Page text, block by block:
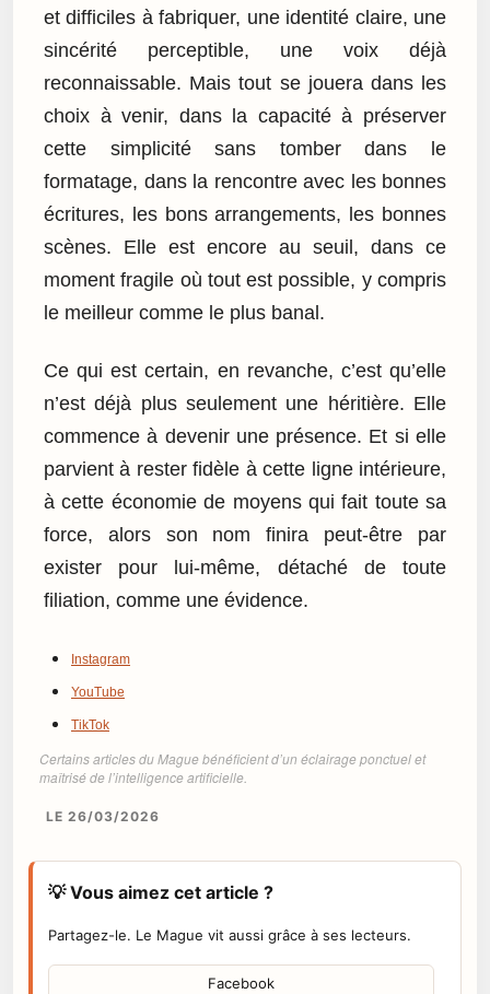
et difficiles à fabriquer, une identité claire, une
sincérité perceptible, une voix déjà
reconnaissable. Mais tout se jouera dans les
choix à venir, dans la capacité à préserver
cette simplicité sans tomber dans le
formatage, dans la rencontre avec les bonnes
écritures, les bons arrangements, les bonnes
scènes. Elle est encore au seuil, dans ce
moment fragile où tout est possible, y compris
le meilleur comme le plus banal.
Ce qui est certain, en revanche, c’est qu’elle
n’est déjà plus seulement une héritière. Elle
commence à devenir une présence. Et si elle
parvient à rester fidèle à cette ligne intérieure,
à cette économie de moyens qui fait toute sa
force, alors son nom finira peut-être par
exister pour lui-même, détaché de toute
filiation, comme une évidence.
Instagram
YouTube
TikTok
Certains articles du Mague bénéficient d’un éclairage ponctuel et
maîtrisé de l’intelligence artificielle.
LE 26/03/2026
💡 Vous aimez cet article ?
Partagez-le. Le Mague vit aussi grâce à ses lecteurs.
Facebook